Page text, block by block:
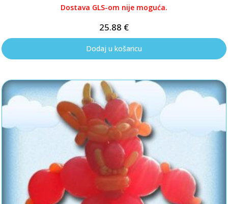
Dostava GLS-om nije moguća.
25.88 €
Dodaj u košaricu